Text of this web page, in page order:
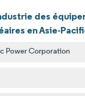
des
en Asie-
Power Corporation